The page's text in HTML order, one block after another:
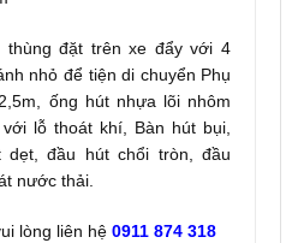
thùng đặt trên xe đẩy với 4
nhỏ để tiện di chuyển Phụ
ống hút nhựa lõi nhôm
lỗ thoát khí, Bàn hút bụi,
đầu hút chổi tròn, đầu
nước thải.
lòng liên hệ 0911 874 318